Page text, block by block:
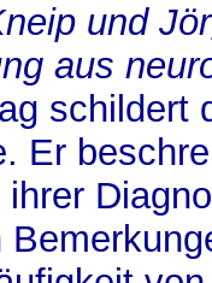
und
aus
schildert
Er